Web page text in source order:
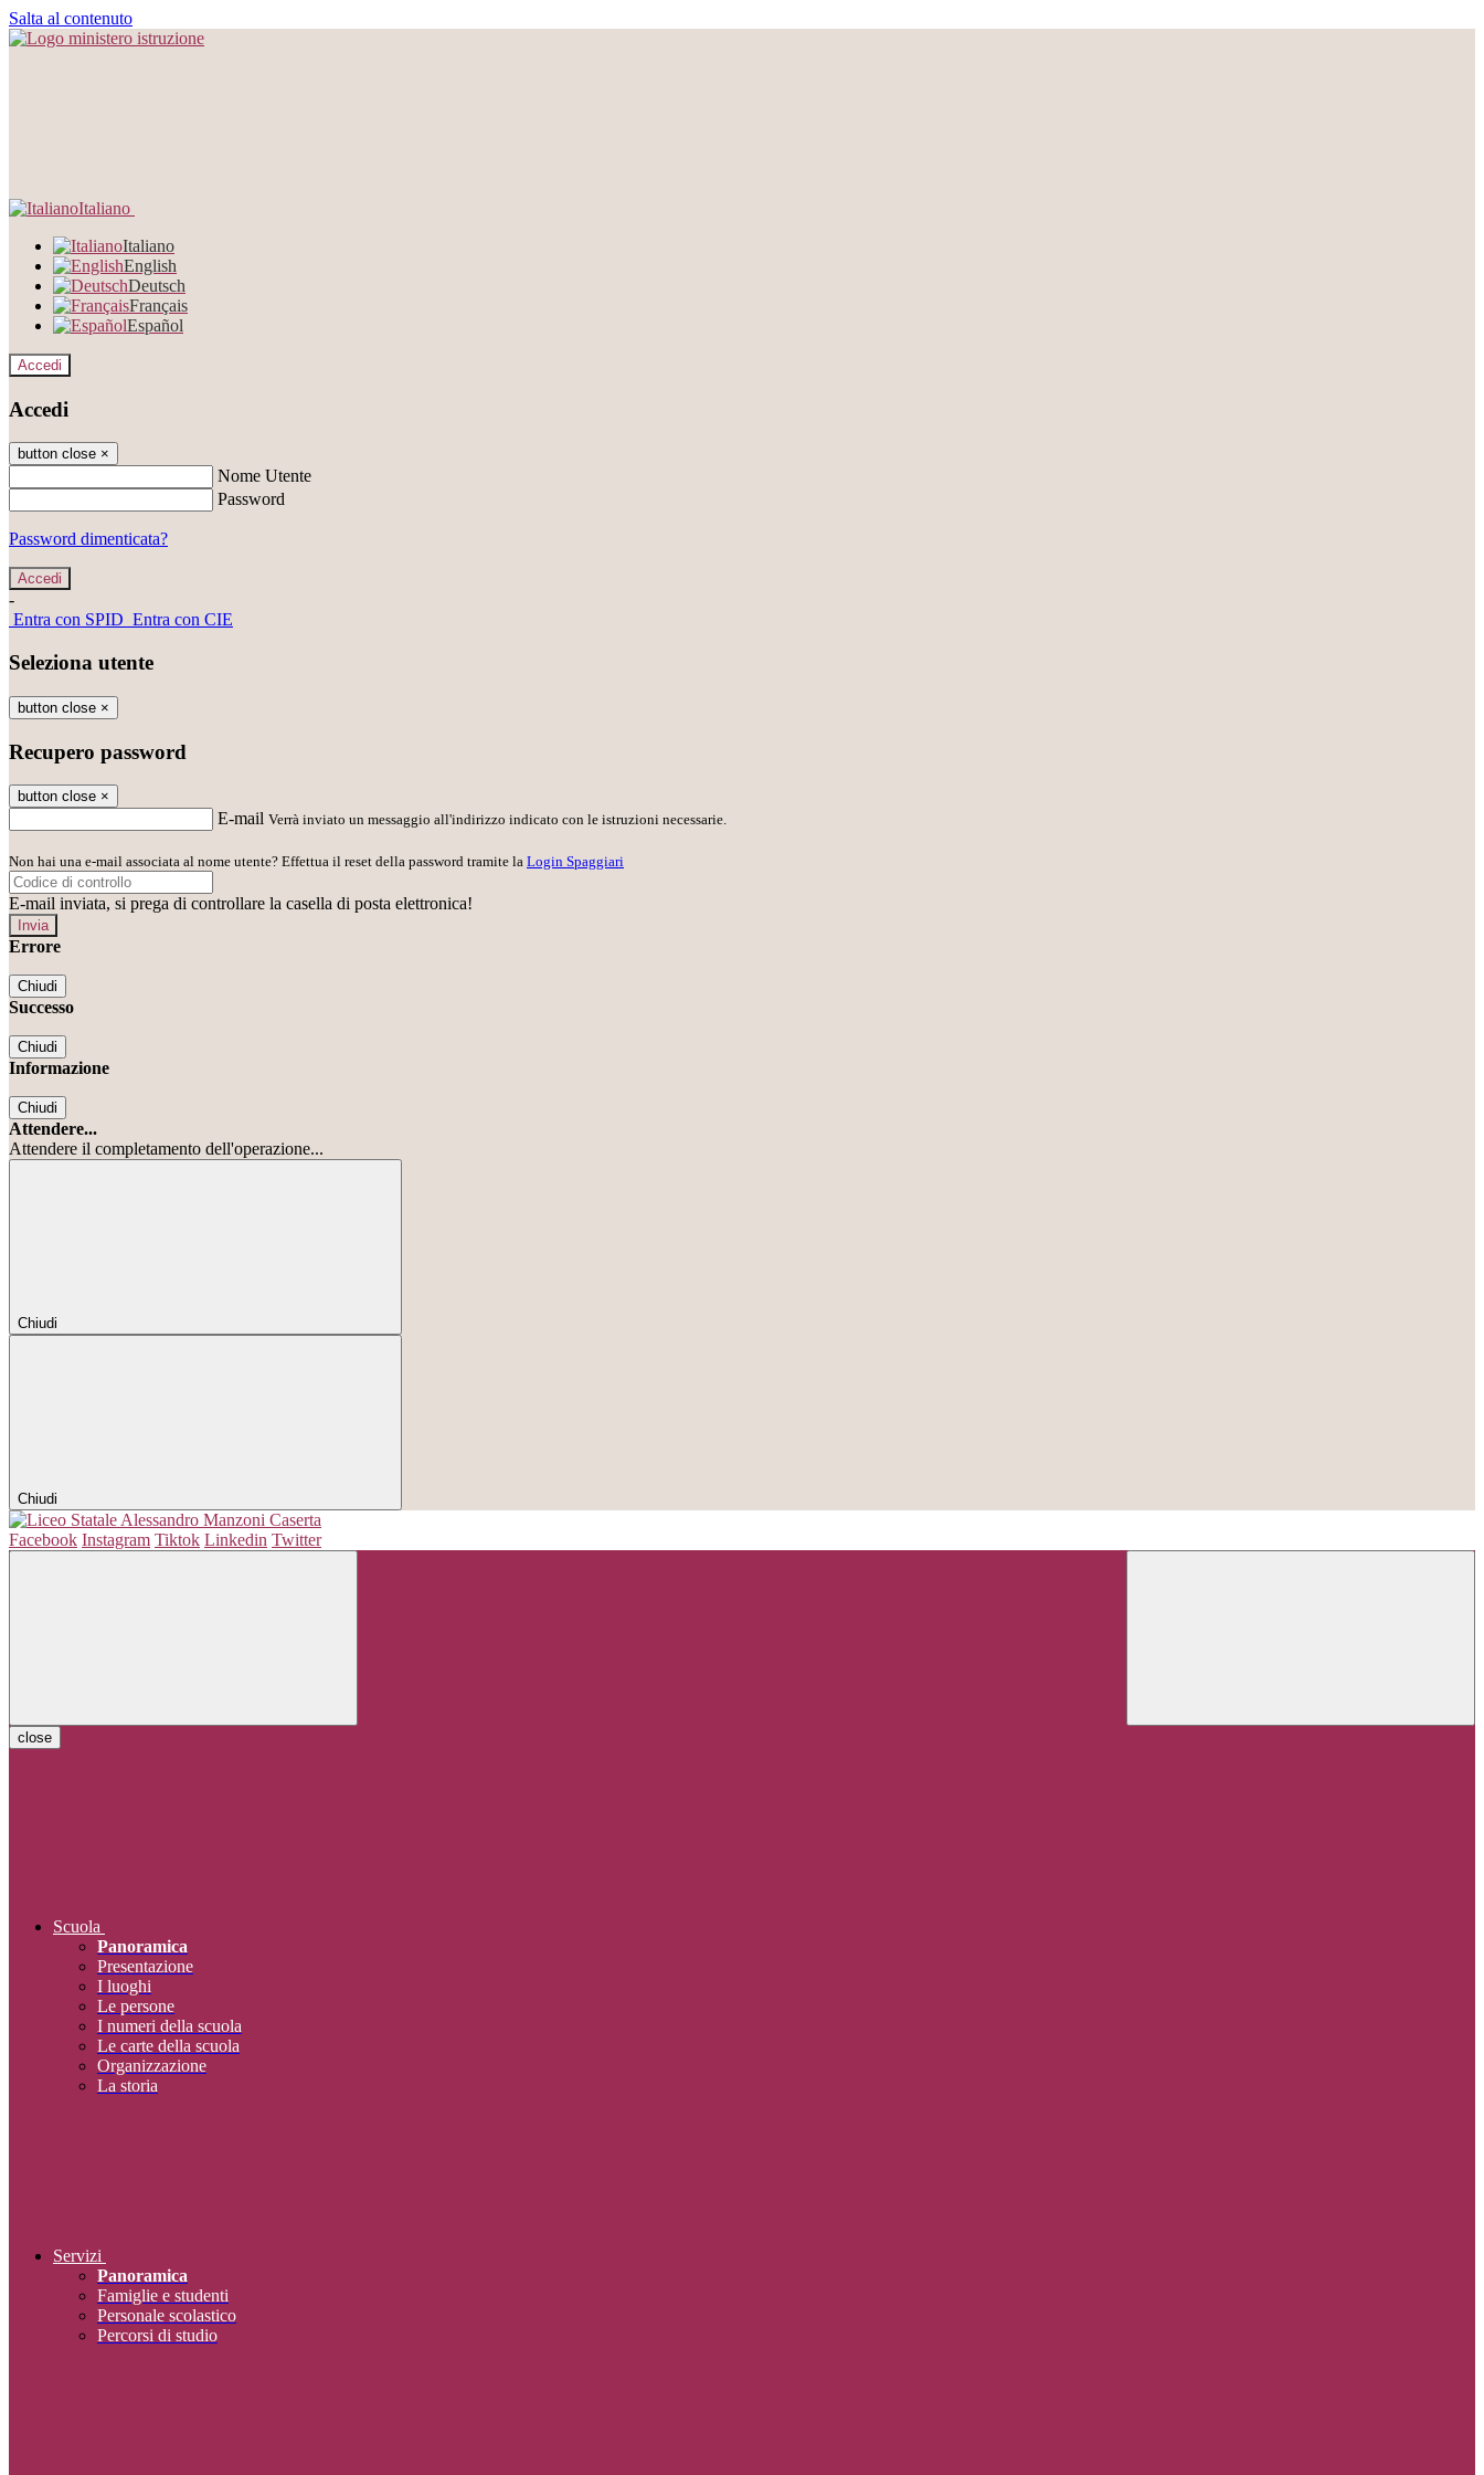
Salta al contenuto
Italiano
Italiano
English
Deutsch
Français
Español
Accedi
Accedi
button close ×
Nome Utente
Password
Password dimenticata?
-
Entra con SPID Entra con CIE
Seleziona utente
button close ×
Recupero password
button close ×
E-mail Verrà inviato un messaggio all'indirizzo indicato con le istruzioni necessarie.
Non hai una e-mail associata al nome utente? Effettua il reset della password tramite la Login Spaggiari
E-mail inviata, si prega di controllare la casella di posta elettronica!
Errore
Chiudi
Successo
Chiudi
Informazione
Chiudi
Attendere...
Attendere il completamento dell'operazione...
Chiudi
Chiudi
Facebook Instagram Tiktok Linkedin Twitter
close
Scuola
Panoramica
Presentazione
I luoghi
Le persone
I numeri della scuola
Le carte della scuola
Organizzazione
La storia
Servizi
Panoramica
Famiglie e studenti
Personale scolastico
Percorsi di studio